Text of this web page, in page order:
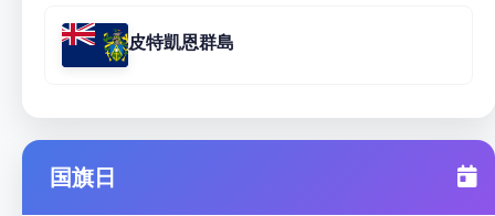
皮特凱恩群島
国旗日